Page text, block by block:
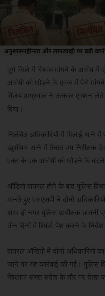
दुर्ग जिले में रिश्वत मांगने के आरोप में
आरोपी को छोड़ने के एवज में पैसे
विजय अग्रवाल ने तत्काल एक्शन लेते
दिया।
निलंबित अधिकारियों में भिलाई थाने
खुर्सीपार थाने में तैनात उप निरीक्षक
एक्ट के एक आरोपी को छोड़ने के बदले
ऑडियो वायरल होने के बाद पुलिस
मानते हुए एसएसपी ने दोनों
साथ ही नगर पुलिस अधीक्षक छावनी
तीन दिनों में रिपोर्ट पेश करने के निर्देश
वायरल ऑडियो में दोनों अधिकारियों
जाने पर यह कार्रवाई की गई। पुलिस
खिलाफ सख्त संदेश के तौर पर देखा जा